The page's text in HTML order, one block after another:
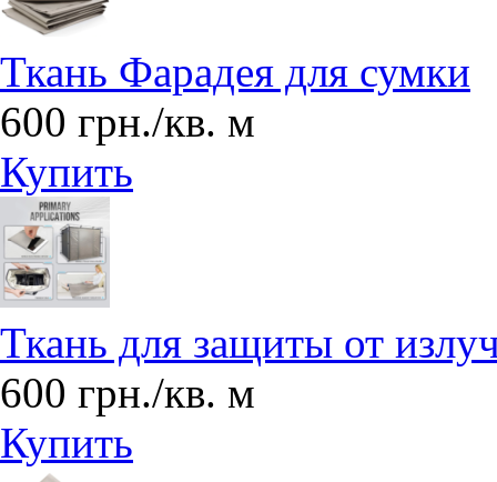
Ткань Фарадея для сумки
600 грн./кв. м
Купить
Ткань для защиты от
600 грн./кв. м
Купить